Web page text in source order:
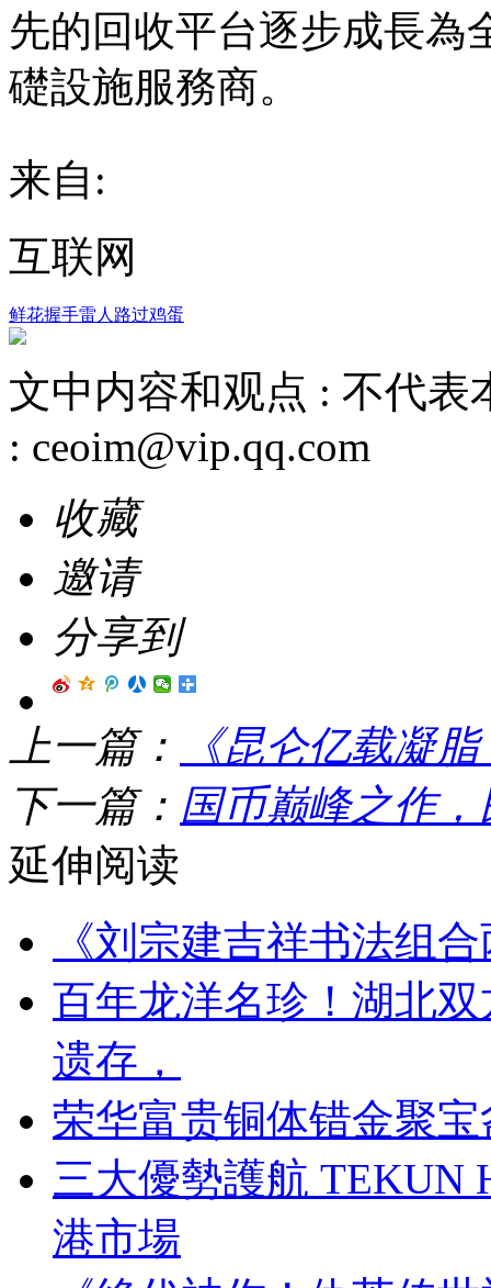
先的回收平台逐步成長為
礎設施服務商。
来自:
互联网
鲜花握手雷人 路过鸡蛋
文中内容和观点 : 不代表
: ceoim@vip.qq.com
收藏
邀请
分享到
上一篇：
《昆仑亿载凝
下一篇： 国币巅峰之作
延伸阅读
《刘宗建吉祥书法组
百年龙洋名珍！湖北
遗存，
荣华富贵铜体错金聚
三大優勢護航 TEKUN
港市場